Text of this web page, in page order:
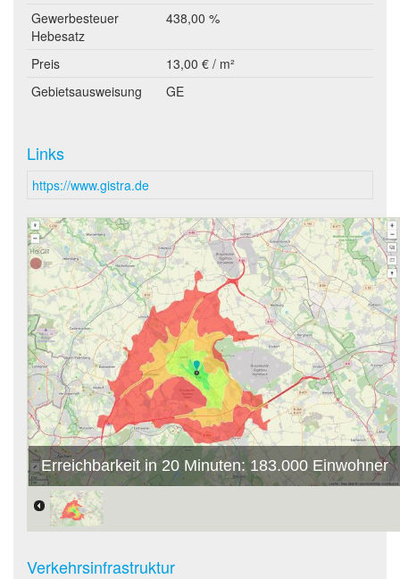
Gewerbesteuer
Hebesatz
438,00 %
Preis
13,00 € / m²
Gebietsausweisung
GE
Links
https://www.gistra.de
Erreichbarkeit in 20 Minuten: 183.000 Einwohner
Verkehrsinfrastruktur